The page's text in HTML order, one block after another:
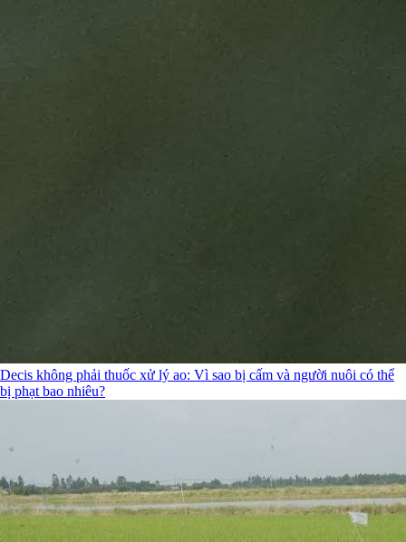
Decis không phải thuốc xử lý ao: Vì sao bị cấm và người nuôi có thể
bị phạt bao nhiêu?